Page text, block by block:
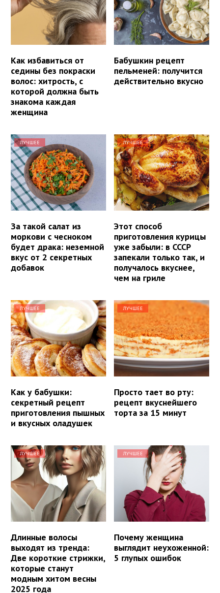
Как избавиться от
седины без покраски
волос: хитрость, с
которой должна быть
знакома каждая
женщина
Бабушкин рецепт
пельменей: получится
действительно вкусно
ЛУЧШЕЕ
За такой салат из
моркови с чесноком
будет драка: неземной
вкус от 2 секретных
добавок
ЛУЧШЕЕ
Этот способ
приготовления курицы
уже забыли: в СССР
запекали только так, и
получалось вкуснее,
чем на гриле
ЛУЧШЕЕ
Как у бабушки:
секретный рецепт
приготовления пышных
и вкусных оладушек
ЛУЧШЕЕ
Просто тает во рту:
рецепт вкуснейшего
торта за 15 минут
ЛУЧШЕЕ
Длинные волосы
выходят из тренда:
Две короткие стрижки,
которые станут
модным хитом весны
2025 года
ЛУЧШЕЕ
Почему женщина
выглядит неухоженной:
5 глупых ошибок